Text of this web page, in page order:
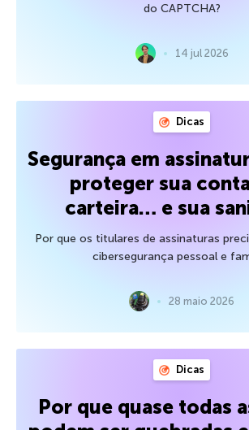
do CAPTCHA?
14 jul 2026
Dicas
Segurança em
proteger sua
carteira… e sua
Por que os titulares de assinaturas
cibersegurança pessoal e
28 maio 2026
Dicas
Por que quase todas